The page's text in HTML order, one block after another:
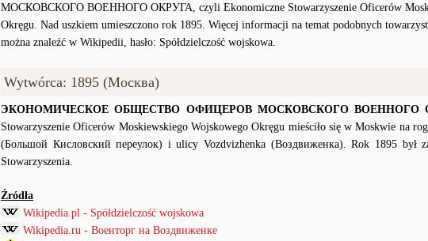
МОСКОВСКОГО ВОЕННОГО ОКРУГА, czyli Ekonomiczne Stowarzyszenie Oficerów
Okręgu. Nad uszkiem umieszczono rok 1895. Więcej informacji na temat podobnych
można znaleźć w Wikipedii, hasło: Spółdzielczość wojskowa.
Wytwórca: 1895 (Mocква)
ЭКОНОМИЧЕСКОЕ ОБЩЕСТВО ОФИЦЕРОВ МОСКОВСКОГО ВОЕННОГО
Stowarzyszenie Oficerów Moskiewskiego Wojskowego Okręgu mieściło się w Moskwie na
(Большой Кисловский переулок) i ulicy Vozdvizhenka (Воздвиженка). Rok 1895 był
Stowarzyszenia.
Źródła
Wikipedia.pl - Spółdzielczość wojskowa
Wikipedia.ru - Военторг на Воздвиженке